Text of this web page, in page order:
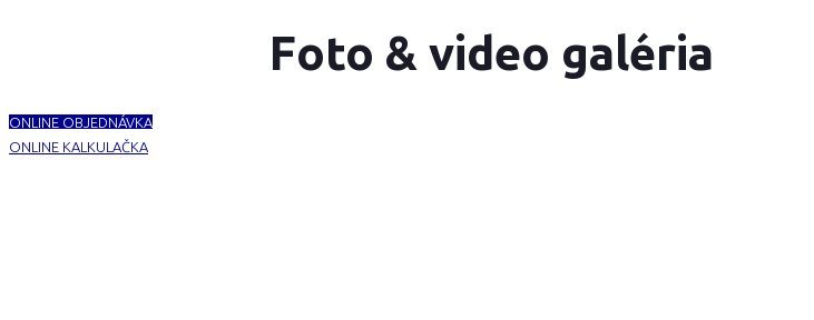
Foto & video galéria
ONLINE OBJEDNÁVKA
ONLINE KALKULAČKA